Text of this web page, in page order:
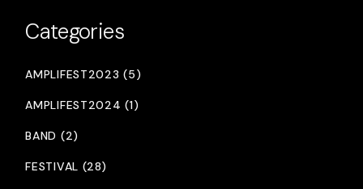
Categories
AMPLIFEST2023 (5)
AMPLIFEST2024 (1)
BAND (2)
FESTIVAL (28)